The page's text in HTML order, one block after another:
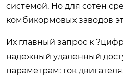
системой. Но для сотен
комбикормовых заводов
Их главный запрос к
надежный удаленный
параметрам: ток